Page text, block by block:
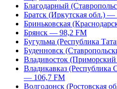
Благодарный
Братск (Иркутская обл.) —
Бриньковская
Брянск — 98,2 FM
Бугульма (Республика
Буденновск
Владивосток
Владикавказ
— 106,7 FM
Волгодонск (Ростовская